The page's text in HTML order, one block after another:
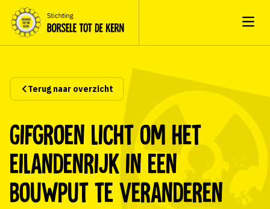
Terug naar overzicht
Gifgroen licht om het
eilandenrijk in een
bouwput te veranderen